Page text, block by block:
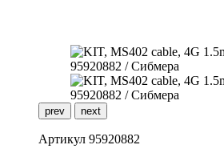
prev next
Артикул 95920882